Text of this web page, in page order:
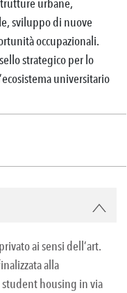
urbane,
sviluppo di nuove
occupazionali.
strategico per lo
universitario
ai sensi dell’art.
alla
student housing in via